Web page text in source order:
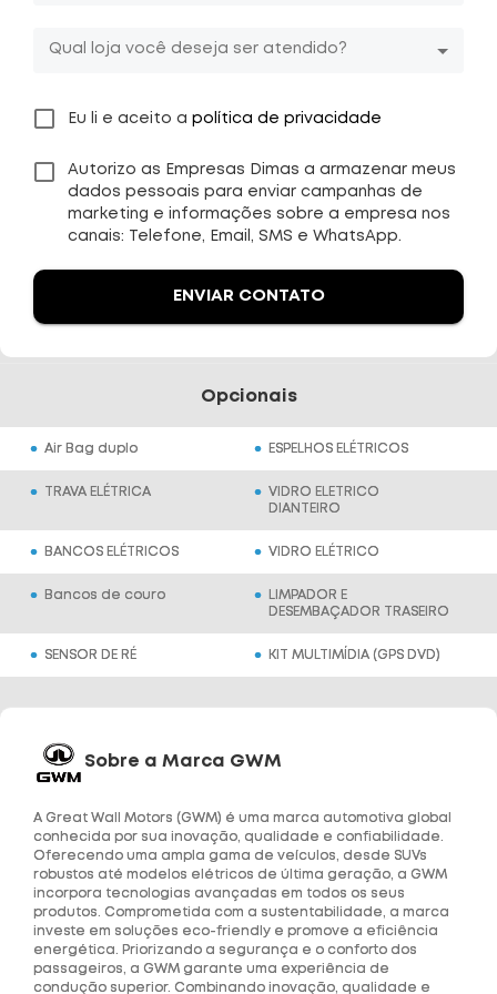
Qual loja você deseja ser atendido?
Eu li e aceito a política de privacidade
Autorizo as Empresas Dimas a armazenar meus
dados pessoais para enviar campanhas de
marketing e informações sobre a empresa nos
canais: Telefone, Email, SMS e WhatsApp.
ENVIAR CONTATO
Opcionais
Air Bag duplo ESPELHOS ELÉTRICOS
TRAVA ELÉTRICA
VIDRO ELETRICO
DIANTEIRO
BANCOS ELÉTRICOS VIDRO ELÉTRICO
Bancos de couro
LIMPADOR E
DESEMBAÇADOR TRASEIRO
SENSOR DE RÉ KIT MULTIMÍDIA (GPS DVD)
Sobre a Marca GWM
A Great Wall Motors (GWM) é uma marca automotiva global
conhecida por sua inovação, qualidade e confiabilidade.
Oferecendo uma ampla gama de veículos, desde SUVs
robustos até modelos elétricos de última geração, a GWM
incorpora tecnologias avançadas em todos os seus
produtos. Comprometida com a sustentabilidade, a marca
investe em soluções eco-friendly e promove a eficiência
energética. Priorizando a segurança e o conforto dos
passageiros, a GWM garante uma experiência de
condução superior. Combinando inovação, qualidade e